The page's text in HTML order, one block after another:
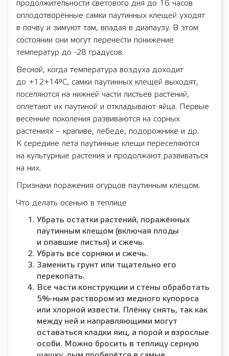
продолжительности светового дня до 16 часов
оплодотворённые самки паутинных клещей уходят
в почву и зимуют там, впадая в диапаузу. В этом
состоянии они могут перенести понижение
температур до -28 градусов.
Весной, когда температура воздуха доходит
до +12+14°С, самки паутинных клещей выходят,
поселяются на нижней части листьев растений,
оплетают их паутиной и откладывают яйца. Первые
весенние поколения развиваются на сорных
растениях – крапиве, лебеде, подорожнике и др.
К середине лета паутинные клещи переселяются
на культурные растения и продолжают развиваться
на них.
Признаки поражения огурцов паутинным клещом.
Что делать осенью в теплице
Убрать остатки растений, поражённых
паутинным клещом (включая плоды
и опавшие листья) и сжечь.
Убрать все сорняки и сжечь.
Заменить грунт или тщательно его
перекопать.
Все части конструкции и стены обработать
5%-ным раствором из медного купороса
или хлорной извести. Плёнку снять, так как
между ней и направляющими могут
оставаться кладки яиц, а порой и взрослые
особи. Можно бросить в теплицу серную